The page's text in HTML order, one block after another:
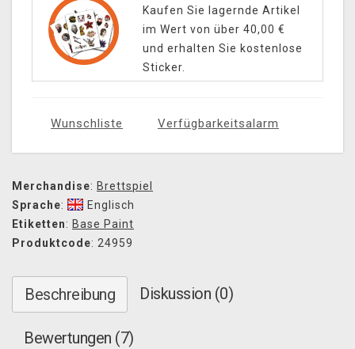
Kaufen Sie lagernde Artikel
im Wert von über 40,00 €
und erhalten Sie kostenlose
Sticker.
Wunschliste Verfügbarkeitsalarm
Merchandise: Brettspiel
Sprache:
Englisch
Etiketten: Base Paint
Produktcode: 24959
Beschreibung Diskussion (0)
Bewertungen (7)